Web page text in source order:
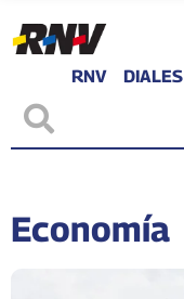
RNV DIALES
Economía